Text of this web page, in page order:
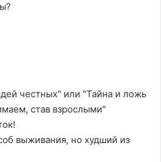
честных" или "Тайна и ложь
став взрослыми"
выживания, но худший из